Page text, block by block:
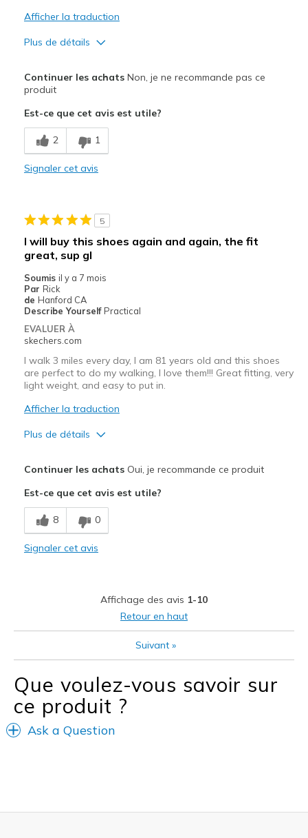
Afficher la traduction
Plus de détails
Breathe Well
Comfortable
Le contre
Loud squeaking
Casual Wear
Width
Feels true to width
Sizing
View On Shoes
Continuer les achatsNon, je ne recommande pas ce
produit
Est-ce que cet avis est utile?
2 1
Signaler cet avis
5
I will buy this shoes again and again, the fit
great, sup gl
Soumis il y a 7 mois
Par Rick
de Hanford CA
Describe Yourself Practical
EVALUER À
skechers.com
I walk 3 miles every day, I am 81 years old and this shoes
are perfect to do my walking, I love them!!! Great fitting, very
light weight, and easy to put in.
Afficher la traduction
Plus de détails
Breathe Well
Comfortable
Les meilleures utilisations
Walking
Sizing
Feels true to size
View On Shoes
I'm Into Shoes
Continuer les achatsOui, je recommande ce produit
Est-ce que cet avis est utile?
8 0
Signaler cet avis
Affichage des avis 1-10
Retour en haut
Suivant »
Que voulez-vous savoir sur
ce produit ?
Ask a Question